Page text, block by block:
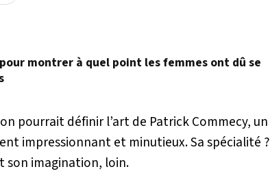
montrer à quel point les femmes ont dû se
pourrait définir l’art de Patrick Commecy, un
impressionnant et minutieux. Sa spécialité ?
son imagination, loin.